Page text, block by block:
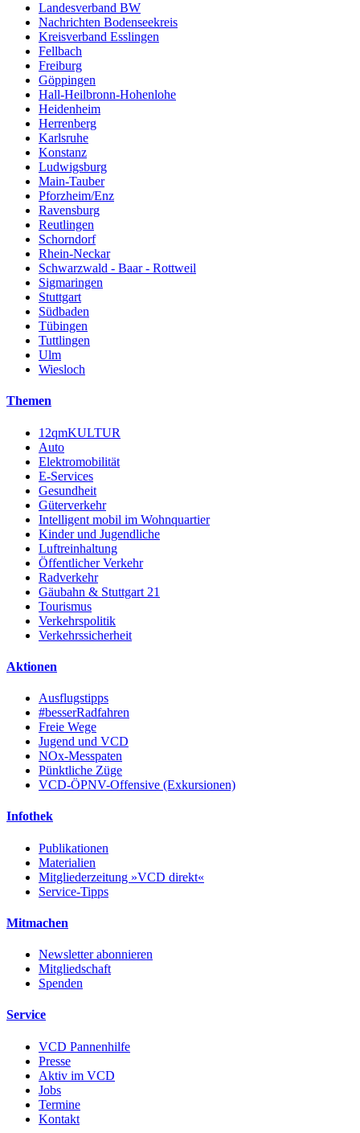
Landesverband BW
Nachrichten Bodenseekreis
Kreisverband Esslingen
Fellbach
Freiburg
Göppingen
Hall-Heilbronn-Hohenlohe
Heidenheim
Herrenberg
Karlsruhe
Konstanz
Ludwigsburg
Main-Tauber
Pforzheim/Enz
Ravensburg
Reutlingen
Schorndorf
Rhein-Neckar
Schwarzwald - Baar - Rottweil
Sigmaringen
Stuttgart
Südbaden
Tübingen
Tuttlingen
Ulm
Wiesloch
Themen
12qmKULTUR
Auto
Elektromobilität
E-Services
Gesundheit
Güterverkehr
Intelligent mobil im Wohnquartier
Kinder und Jugendliche
Luftreinhaltung
Öffentlicher Verkehr
Radverkehr
Gäubahn & Stuttgart 21
Tourismus
Verkehrspolitik
Verkehrssicherheit
Aktionen
Ausflugstipps
#besserRadfahren
Freie Wege
Jugend und VCD
NOx-Messpaten
Pünktliche Züge
VCD-ÖPNV-Offensive (Exkursionen)
Infothek
Publikationen
Materialien
Mitgliederzeitung »VCD direkt«
Service-Tipps
Mitmachen
Newsletter abonnieren
Mitgliedschaft
Spenden
Service
VCD Pannenhilfe
Presse
Aktiv im VCD
Jobs
Termine
Kontakt